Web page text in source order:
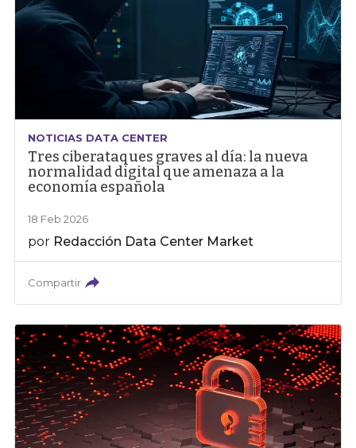
NOTICIAS DATA CENTER
Tres ciberataques graves al día: la nueva
normalidad digital que amenaza a la
economía española
18 Feb 2026
por Redacción Data Center Market
Compartir